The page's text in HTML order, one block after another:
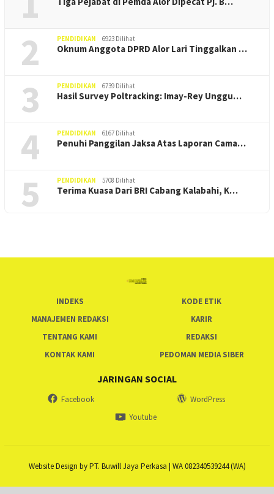
2 PENDIDIKAN 6923 Dilihat
Oknum Anggota DPRD Alor Lari Tinggalkan …
3 PENDIDIKAN 6739 Dilihat
Hasil Survey Poltracking: Imay-Rey Unggu…
4 PENDIDIKAN 6167 Dilihat
Penuhi Panggilan Jaksa Atas Laporan Cama…
5 PENDIDIKAN 5708 Dilihat
Terima Kuasa Dari BRI Cabang Kalabahi, K…
INDEKS
KODE ETIK
MANAJEMEN REDAKSI
KARIR
TENTANG KAMI
REDAKSI
KONTAK KAMI
PEDOMAN MEDIA SIBER
JARINGAN SOCIAL
Facebook
WordPress
Youtube
Website Design by PT. Buwill Jaya Perkasa | WA 082340539244 (WA)